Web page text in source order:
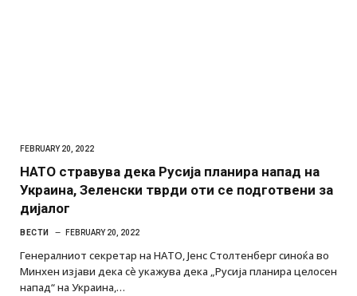
FEBRUARY 20, 2022
НАТО стравува дека Русија планира напад на
Украина, Зеленски тврди оти се подготвени за
дијалог
ВЕСТИ FEBRUARY 20, 2022
Генералниот секретар на НАТО, Јенс Столтенберг синоќа во
Минхен изјави дека сè укажува дека „Русија планира целосен
напад“ на Украина,…